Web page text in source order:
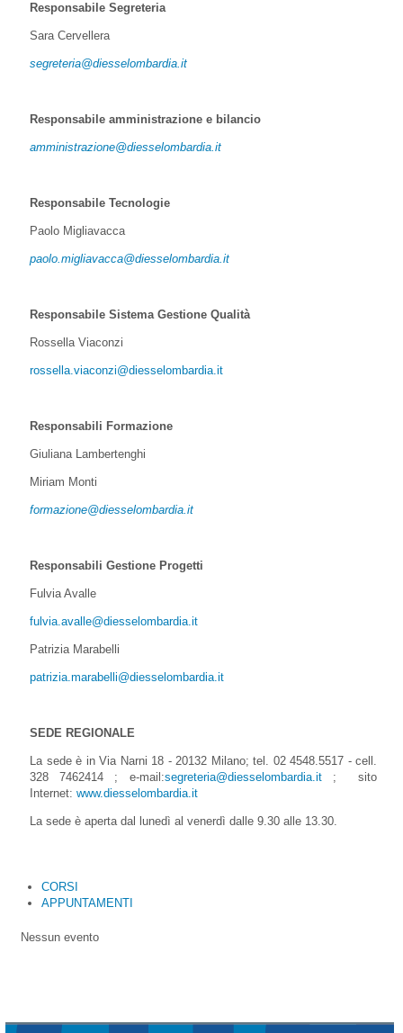
Responsabile Segreteria
Sara Cervellera
segreteria@diesselombardia.it
Responsabile amministrazione e bilancio
amministrazione@diesselombardia.it
Responsabile Tecnologie
Paolo Migliavacca
paolo.migliavacca@diesselombardia.it
Responsabile Sistema Gestione Qualità
Rossella Viaconzi
rossella.viaconzi@diesselombardia.it
Responsabili Formazione
Giuliana Lambertenghi
Miriam Monti
formazione@diesselombardia.it
Responsabili Gestione Progetti
Fulvia Avalle
fulvia.avalle@diesselombardia.it
Patrizia Marabelli
patrizia.marabelli@diesselombardia.it
SEDE REGIONALE
La sede è in Via Narni 18 - 20132 Milano; tel. 02 4548.5517 - cell.
328 7462414 ; e-mail:segreteria@diesselombardia.it; sito
Internet: www.diesselombardia.it
La sede è aperta dal lunedì al venerdì dalle 9.30 alle 13.30.
CORSI
APPUNTAMENTI
Nessun evento